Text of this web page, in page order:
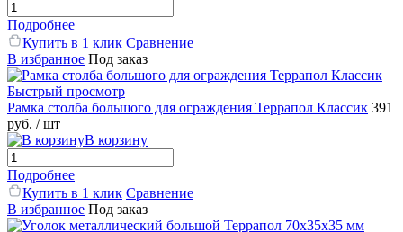
Подробнее
Купить в 1 клик Сравнение
В избранное Под заказ
Быстрый просмотр
Рамка столба большого для ограждения Террапол Классик 391
руб. / шт
В корзину
Подробнее
Купить в 1 клик Сравнение
В избранное Под заказ